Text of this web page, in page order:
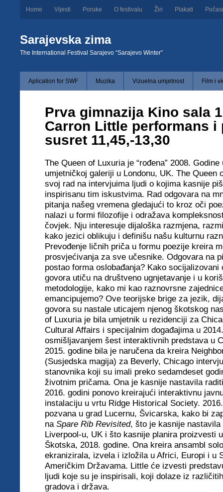
Home Vijesti Poruke O festivalu Žiri Plakati
Sarajevska zima
The International Festival Sarajevo “Sarajevo Winter”
Aplication for SWF Muzika Vizuelna umjetnost Film i
Prva gimnazija Kino sala
Carron Little performans i
susret 11,45,-13,30
The Queen of Luxuria je “rođena” 2008.
umjetničkoj galeriji u Londonu, UK. The Queen
svoj rad na intervjuima ljudi o kojima kasnije
inspirisanu tim iskustvima. Rad odgovara na
pitanja našeg vremena gledajući to kroz oči
nalazi u formi filozofije i odražava
čovjek. Nju interesuje dijaloška razmjena,
kako jezici oblikuju i definišu našu kulturnu
Prevođenje ličnih priča u formu poezije kreira
prosvjećivanja za sve učesnike. Odgovara na
postao forma oslobađanja? Kako socijalizovani
govora utiču na društveno ugnjetavanje i u
metodologije, kako mi kao raznovrsne
emancipujemo? Ove teorijske brige za jezik,
govora su nastale uticajem njenog škotskog
of Luxuria je bila umjetnik u rezidenciji za
Cultural Affairs i specijalnim događajima u
osmišljavanjem šest interaktivnih predstava u
2015. godine bila je naručena da kreira
(Susjedska magija) za Beverly, Chicago
stanovnika koji su imali preko sedamdeset
životnim pričama. Ona je kasnije nastavila
2016. godini ponovo kreirajući interaktivnu
instalaciju u vrtu Ridge Historical Society.
pozvana u grad Lucernu, Švicarska, kako bi
na Spare Rib Revisited, što je kasnije
Liverpool-u, UK i što kasnije planira proizvesti
Škotska, 2018. godine. Ona kreira ansambl
ekranizirala, izvela i izložila u Africi, Europi i u
Američkim Državama. Little će izvesti
ljudi koje su je inspirisali, koji dolaze iz
gradova i država.